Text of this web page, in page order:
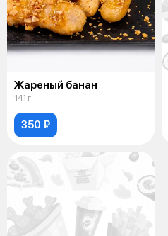
Жареный банан
141 г
350 ₽